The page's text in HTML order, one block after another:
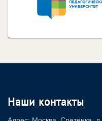
Наши контакты